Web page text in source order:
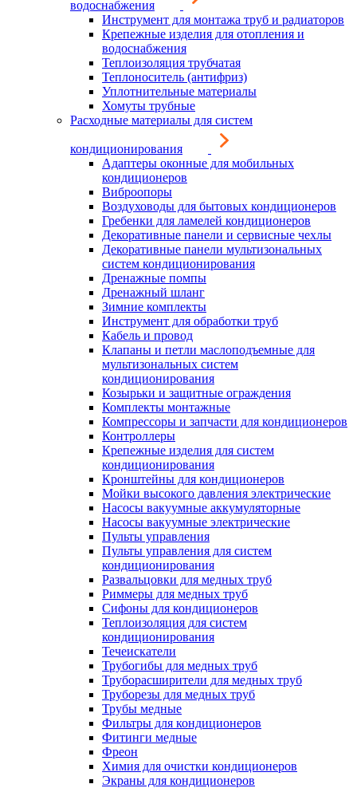
водоснабжения
Инструмент для монтажа труб и радиаторов
Крепежные изделия для отопления и
водоснабжения
Теплоизоляция трубчатая
Теплоноситель (антифриз)
Уплотнительные материалы
Хомуты трубные
Расходные материалы для систем
кондиционирования
Адаптеры оконные для мобильных
кондиционеров
Виброопоры
Воздуховоды для бытовых кондиционеров
Гребенки для ламелей кондиционеров
Декоративные панели и сервисные чехлы
Декоративные панели мультизональных
систем кондиционирования
Дренажные помпы
Дренажный шланг
Зимние комплекты
Инструмент для обработки труб
Кабель и провод
Клапаны и петли маслоподъемные для
мультизональных систем
кондиционирования
Козырьки и защитные ограждения
Комплекты монтажные
Компрессоры и запчасти для кондиционеров
Контроллеры
Крепежные изделия для систем
кондиционирования
Кронштейны для кондиционеров
Мойки высокого давления электрические
Насосы вакуумные аккумуляторные
Насосы вакуумные электрические
Пульты управления
Пульты управления для систем
кондиционирования
Развальцовки для медных труб
Риммеры для медных труб
Сифоны для кондиционеров
Теплоизоляция для систем
кондиционирования
Течеискатели
Трубогибы для медных труб
Труборасширители для медных труб
Труборезы для медных труб
Трубы медные
Фильтры для кондиционеров
Фитинги медные
Фреон
Химия для очистки кондиционеров
Экраны для кондиционеров